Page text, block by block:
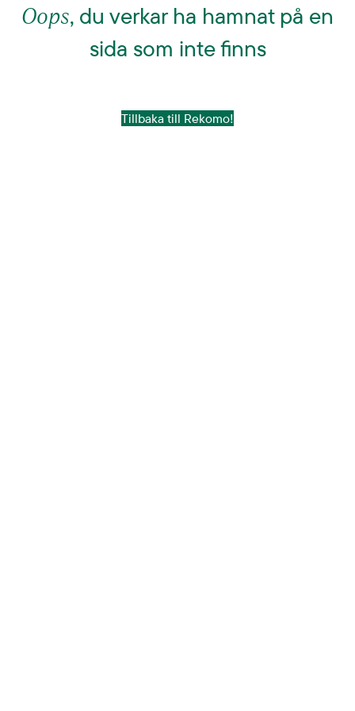
Oops, du verkar ha hamnat på en
sida som inte finns
Tillbaka till Rekomo!